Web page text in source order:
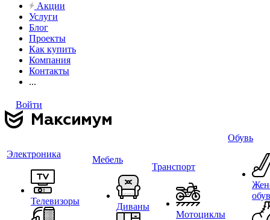
Акции
Услуги
Блог
Проекты
Как купить
Компания
Контакты
...
Войти
Электроника
Телевизоры
Мебель
Диваны
Транспорт
Мотоциклы
Обувь